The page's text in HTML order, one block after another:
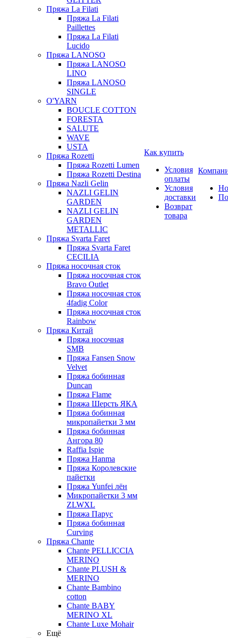
Пряжа La Filati
Пряжа La Filati
Paillettes
Пряжа La Filati
Lucido
Пряжа LANOSO
Пряжа LANOSO
LINO
Пряжа LANOSO
SINGLE
O'YARN
BOUCLE COTTON
FORESTA
SALUTE
WAVE
USTA
Пряжа Rozetti
Пряжа Rozetti Lumen
Пряжа Rozetti Destina
Пряжа Nazli Gelin
NAZLI GELIN
GARDEN
NAZLI GELIN
GARDEN
METALLIC
Пряжа Svarta Faret
Пряжа Svarta Faret
CECILIA
Пряжа носочная сток
Пряжа носочная сток
Bravo Outlet
Пряжа носочная сток
4fadig Color
Пряжа носочная сток
Rainbow
Пряжа Китай
Пряжа носочная
SMB
Пряжа Fansen Snow
Velvet
Пряжа бобинная
Duncan
Пряжа Flame
Пряжа Шерсть ЯКА
Пряжа бобинная
микропайетки 3 мм
Пряжа бобинная
Ангора 80
Raffia Ispie
Пряжа Hanma
Пряжа Королевские
пайетки
Пряжа Yunfei лён
Микропайетки 3 мм
ZLWXL
Пряжа Парус
Пряжа бобинная
Curving
Пряжа Chante
Chante PELLICCIA
MERINO
Chante PLUSH &
MERINO
Chante Bambino
cotton
Chante BABY
MERINO XL
Chante Luxe Mohair
Ещё
Как купить
Условия
оплаты
Условия
доставки
Возврат
товара